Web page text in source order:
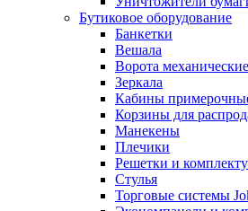
Бутиковое оборудование
Банкетки
Вешала
Ворота
Зеркала
Кабины
Корзины для
Манекены
Плечики
Решетки и
Стулья
Торговые системы